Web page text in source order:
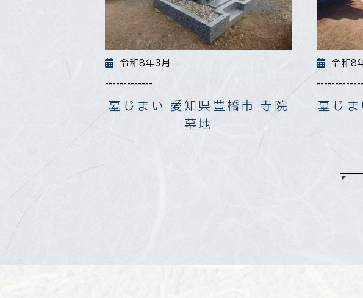
令和8年3月
-------------
墓じまい 愛知県豊橋市 寺院
墓地
令和8
-------------
墓じ